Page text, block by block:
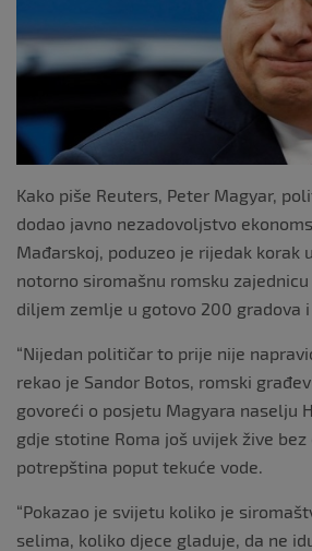
Kako piše Reuters, Peter Magyar,
dodao javno nezadovoljstvo
Mađarskoj, poduzeo je rijedak korak
notorno siromašnu romsku
diljem zemlje u gotovo 200 gradova i
“Nijedan političar to prije nije
rekao je Sandor Botos, romski
govoreći o posjetu Magyara naselju
gdje stotine Roma još uvijek žive bez
potrepština poput tekuće vode.
“Pokazao je svijetu koliko je
selima, koliko djece gladuje, da ne